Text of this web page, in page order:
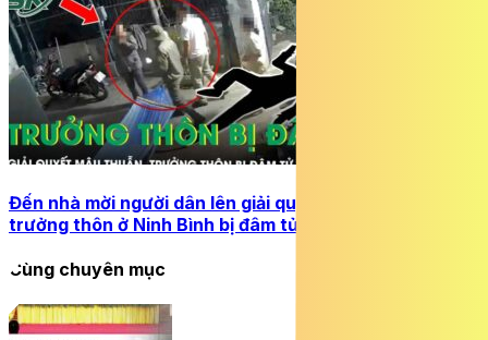
Đến nhà mời người dân lên giải quyết mâu thuẫn,
trưởng thôn ở Ninh Bình bị đâm tử vong
Cùng chuyên mục